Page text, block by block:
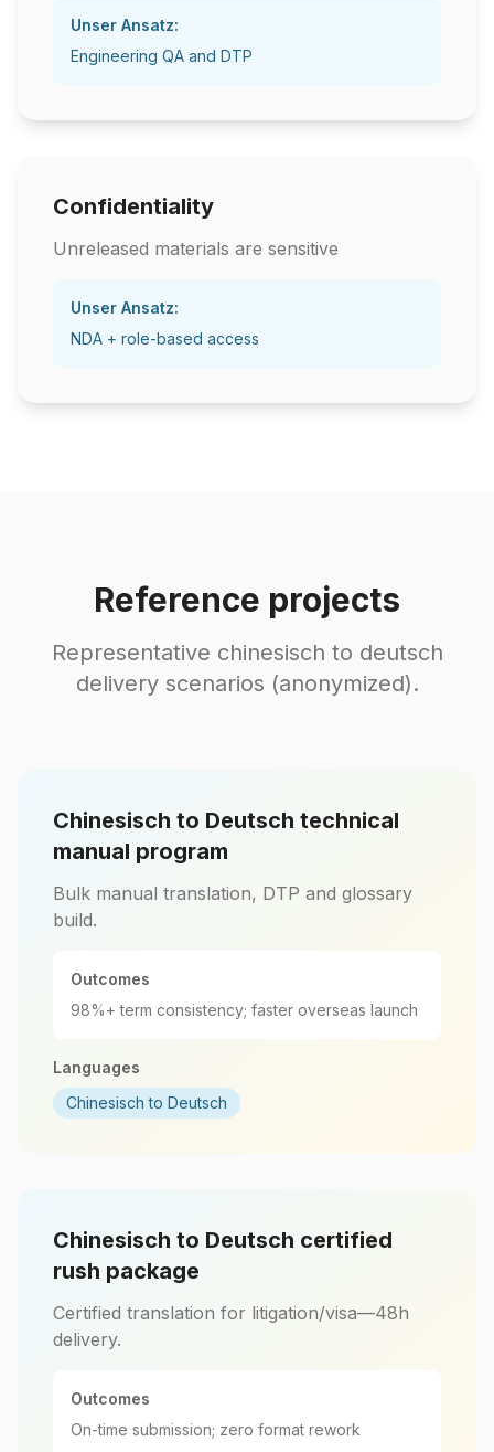
Unser Ansatz:
Engineering QA and DTP
Confidentiality
Unreleased materials are sensitive
Unser Ansatz:
NDA + role-based access
Reference projects
Representative chinesisch to deutsch
delivery scenarios (anonymized).
Chinesisch to Deutsch technical
manual program
Bulk manual translation, DTP and glossary
build.
Outcomes
98%+ term consistency; faster overseas launch
Languages
Chinesisch to Deutsch
Chinesisch to Deutsch certified
rush package
Certified translation for litigation/visa—48h
delivery.
Outcomes
On-time submission; zero format rework